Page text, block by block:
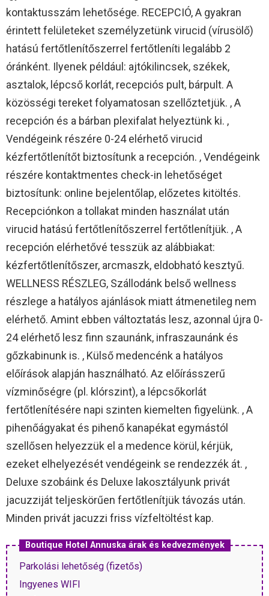
kontaktusszám lehetősége. RECEPCIÓ, A gyakran
érintett felületeket személyzetünk virucid (vírusölő)
hatású fertőtlenítőszerrel fertőtleníti legalább 2
óránként. Ilyenek például: ajtókilincsek, székek,
asztalok, lépcső korlát, recepciós pult, bárpult. A
közösségi tereket folyamatosan szellőztetjük. , A
recepción és a bárban plexifalat helyeztünk ki. ,
Vendégeink részére 0-24 elérhető virucid
kézfertőtlenítőt biztosítunk a recepción. , Vendégeink
részére kontaktmentes check-in lehetőséget
biztosítunk: online bejelentőlap, előzetes kitöltés.
Recepciónkon a tollakat minden használat után
virucid hatású fertőtlenítőszerrel fertőtlenítjük. , A
recepción elérhetővé tesszük az alábbiakat:
kézfertőtlenítőszer, arcmaszk, eldobható kesztyű.
WELLNESS RÉSZLEG, Szállodánk belső wellness
részlege a hatályos ajánlások miatt átmenetileg nem
elérhető. Amint ebben változtatás lesz, azonnal újra 0-
24 elérhető lesz finn szaunánk, infraszaunánk és
gőzkabinunk is. , Külső medencénk a hatályos
előírások alapján használható. Az előírásszerű
vízminőségre (pl. klórszint), a lépcsőkorlát
fertőtlenítésére napi szinten kiemelten figyelünk. , A
pihenőágyakat és pihenő kanapékat egymástól
szellősen helyezzük el a medence körül, kérjük,
ezeket elhelyezését vendégeink se rendezzék át. ,
Deluxe szobáink és Deluxe lakosztályunk privát
jacuzziját teljeskörűen fertőtlenítjük távozás után.
Minden privát jacuzzi friss vízfeltöltést kap.
Boutique Hotel Annuska árak és kedvezmények
Parkolási lehetőség (fizetős)
Ingyenes WIFI